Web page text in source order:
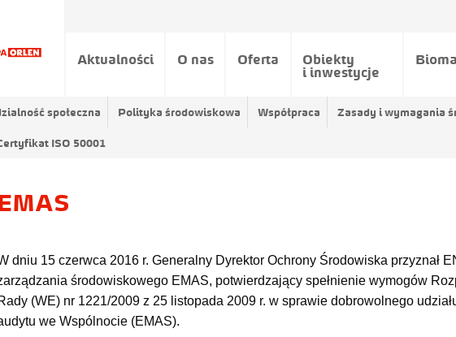
Aktualności O nas Oferta
Obiekty
i inwestycje
społeczna Polityka środowiskowa Współpraca Zasady i wymagania
ISO 50001
dniu 15 czerwca 2016 r. Generalny Dyrektor Ochrony Środowiska przyznał
środowiskowego EMAS, potwierdzający spełnienie wymogów
(WE) nr 1221/2009 z 25 listopada 2009 r. w sprawie dobrowolnego
we Wspólnocie (EMAS).